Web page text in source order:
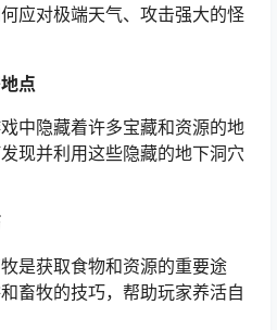
应对极端天气、攻击强大的怪
点
中隐藏着许多宝藏和资源的地
现并利用这些隐藏的地下洞穴
是获取食物和资源的重要途
畜牧的技巧，帮助玩家养活自